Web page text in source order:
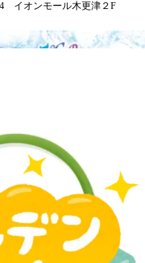
イオンモール木更津２F